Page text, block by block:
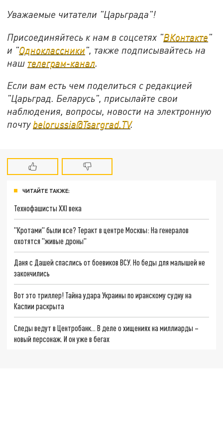
Уважаемые читатели "Царьграда"!
Присоединяйтесь к нам в соцсетях "ВКонтакте"
и "Одноклассники", также подписывайтесь на
наш телеграм-канал.
Если вам есть чем поделиться с редакцией
"Царьград. Беларусь", присылайте свои
наблюдения, вопросы, новости на электронную
почту belorussia@Tsargrad.TV.
ЧИТАЙТЕ ТАКЖЕ:
Технофашисты XXI века
"Кротами" были все? Теракт в центре Москвы: На генералов
охотятся "живые дроны"
Даня с Дашей спаслись от боевиков ВСУ. Но беды для малышей не
закончились
Вот это триллер! Тайна удара Украины по иранскому судну на
Каспии раскрыта
Следы ведут в Центробанк… В деле о хищениях на миллиарды –
новый персонаж. И он уже в бегах